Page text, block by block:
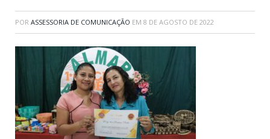
POR ASSESSORIA DE COMUNICAÇÃO EM 8 DE AGOSTO DE 2022